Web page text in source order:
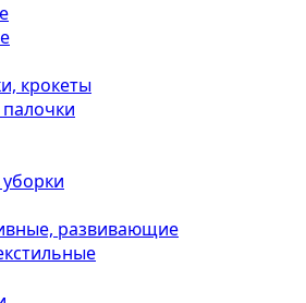
крокеты
развивающие